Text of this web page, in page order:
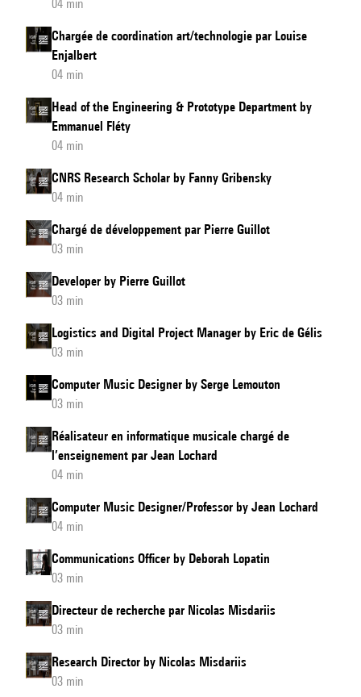
04 min
Chargée de coordination art/technologie par Louise
Enjalbert
04 min
Head of the Engineering & Prototype Department by
Emmanuel Fléty
04 min
CNRS Research Scholar by Fanny Gribensky
04 min
Chargé de développement par Pierre Guillot
03 min
Developer by Pierre Guillot
03 min
Logistics and Digital Project Manager by Eric de Gélis
03 min
Computer Music Designer by Serge Lemouton
03 min
Réalisateur en informatique musicale chargé de
l’enseignement par Jean Lochard
04 min
Computer Music Designer/Professor by Jean Lochard
04 min
Communications Officer by Deborah Lopatin
03 min
Directeur de recherche par Nicolas Misdariis
03 min
Research Director by Nicolas Misdariis
03 min